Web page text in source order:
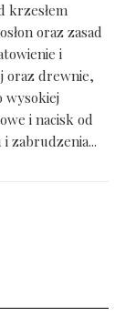
krzesłem
oraz zasad
i
oraz drewnie,
wysokiej
i nacisk od
zabrudzenia...